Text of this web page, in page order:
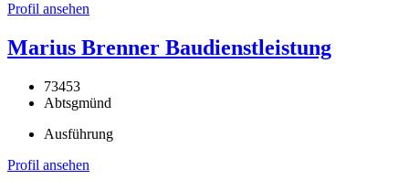
Profil ansehen
Marius Brenner Baudienstleistung
73453
Abtsgmünd
Ausführung
Profil ansehen